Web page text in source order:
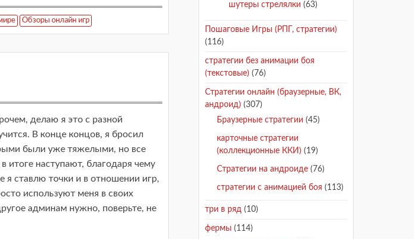
Обзоры онлайн игр
делаю я это с разной
В конце концов, я бросил
были уже тяжелыми, но все
итоге наступают, благодаря чему
я ставлю точки и в отношении игр,
используют меня в своих
админам нужно, поверьте, не
шутеры стрелялки (63)
Пошаговые Игры (РПГ, стратегии)
(116)
стратегии без анимации боя
(текстовые) (76)
Стратегии онлайн (браузерные, ВК,
андроид) (307)
Браузерные стратегии (45)
карточные стратегии
(коллекционные ККИ) (19)
Стратегии на андроиде(76)
стратегии с анимацией боя (113)
три в ряд(10)
фермы(114)